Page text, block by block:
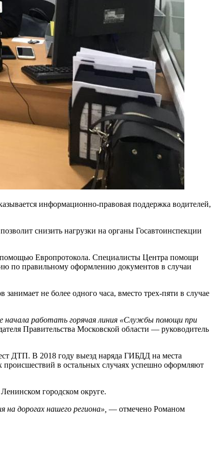
информационно-правовая поддержка водителей,
снизить нагрузки на органы Госавтоинспекции
помощью Европротокола. Специалисты Центра помощи
по правильному оформлению документов в случаи
не более одного часа, вместо трех-пяти в случае
начала работать горячая линия «Службы помощи при
Правительства Московской области — руководитель
ДТП. В 2018 году выезд наряда ГИБДД на места
в остальных случаях успешно оформляют
городском округе.
дорогах нашего региона», — отмечено Романом